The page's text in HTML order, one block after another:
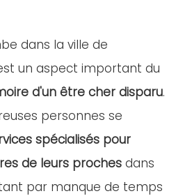
dans la ville de
est un aspect important du
d'un être cher disparu.
personnes se
spécialisés pour
de leurs proches dans
par manque de temps